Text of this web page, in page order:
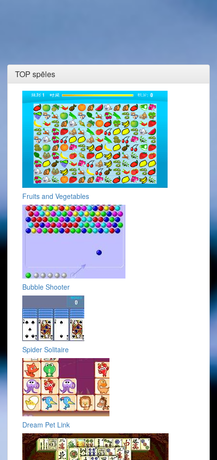
TOP spēles
Fruits and Vegetables
Bubble Shooter
Spider Solitaire
Dream Pet Link